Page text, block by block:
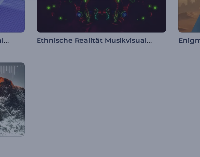
Kinetische Motion Musikvisualisierer Ethnische Realität Musikvisualisierer